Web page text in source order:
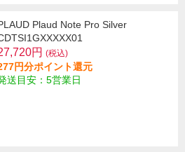
Plaud Note Pro Silver
円 (税込)
円分ポイント還元
送目安：5営業日